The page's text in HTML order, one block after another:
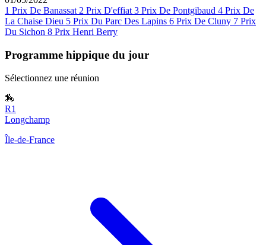
1 Prix De Banassat 2 Prix D'effiat 3 Prix De Pontgibaud 4 Prix De
La Chaise Dieu 5 Prix Du Parc Des Lapins 6 Prix De Cluny 7 Prix
Du Sichon 8 Prix Henri Berry
Programme hippique du jour
Sélectionnez une réunion
🏇
R1
Longchamp
Île-de-France